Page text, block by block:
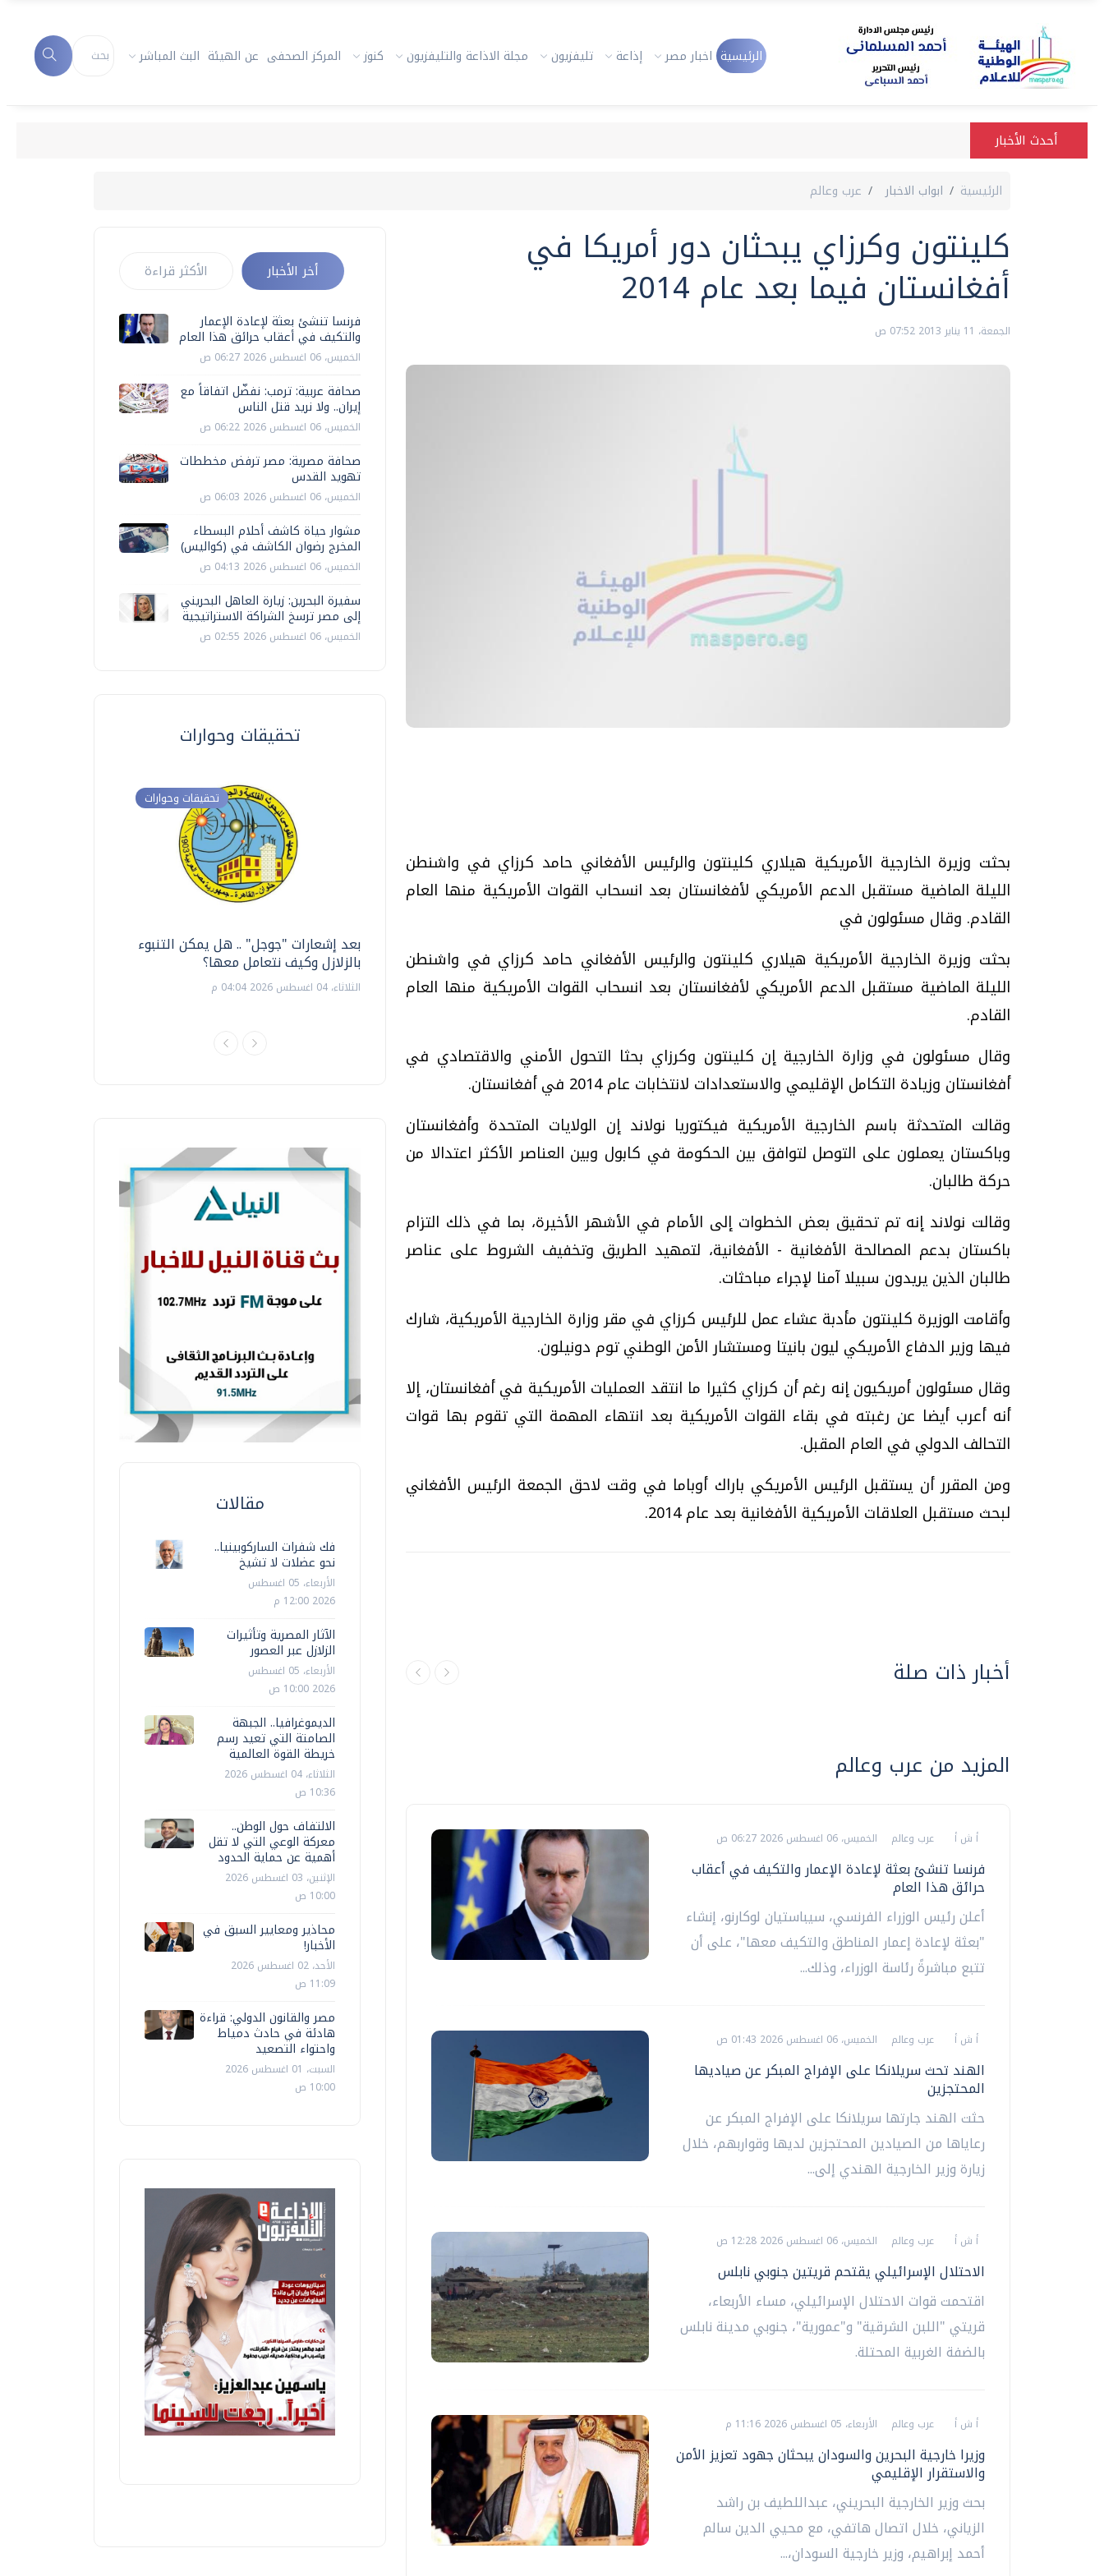
الرئيسية اخبار مصر إذاعة تليفزيون مجلة الاذاعة والتليفزيون كنوز المركز الصحفى عن الهيئة البث المباشر
أحدث الأخبار
الرئيسية ابواب الاخبار عرب وعالم
كلينتون وكرزاي يبحثان دور أمريكا في
أفغانستان فيما بعد عام 2014
الجمعة، 11 يناير 2013 07:52 ص
بحثت وزيرة الخارجية الأمريكية هيلاري كلينتون والرئيس الأفغاني حامد كرزاي في واشنطن
الليلة الماضية مستقبل الدعم الأمريكي لأفغانستان بعد انسحاب القوات الأمريكية منها العام
القادم. وقال مسئولون في
بحثت وزيرة الخارجية الأمريكية هيلاري كلينتون والرئيس الأفغاني حامد كرزاي في واشنطن
الليلة الماضية مستقبل الدعم الأمريكي لأفغانستان بعد انسحاب القوات الأمريكية منها العام
القادم.
وقال مسئولون في وزارة الخارجية إن كلينتون وكرزاي بحثا التحول الأمني والاقتصادي في
أفغانستان وزيادة التكامل الإقليمي والاستعدادات لانتخابات عام 2014 في أفغانستان.
وقالت المتحدثة باسم الخارجية الأمريكية فيكتوريا نولاند إن الولايات المتحدة وأفغانستان
وباكستان يعملون على التوصل لتوافق بين الحكومة في كابول وبين العناصر الأكثر اعتدالا من
حركة طالبان.
وقالت نولاند إنه تم تحقيق بعض الخطوات إلى الأمام في الأشهر الأخيرة، بما في ذلك التزام
باكستان بدعم المصالحة الأفغانية - الأفغانية، لتمهيد الطريق وتخفيف الشروط على عناصر
طالبان الذين يريدون سبيلا آمنا لإجراء مباحثات.
وأقامت الوزيرة كلينتون مأدبة عشاء عمل للرئيس كرزاي في مقر وزارة الخارجية الأمريكية، شارك
فيها وزير الدفاع الأمريكي ليون بانيتا ومستشار الأمن الوطني توم دونيلون.
وقال مسئولون أمريكيون إنه رغم أن كرزاي كثيرا ما انتقد العمليات الأمريكية في أفغانستان، إلا
أنه أعرب أيضا عن رغبته في بقاء القوات الأمريكية بعد انتهاء المهمة التي تقوم بها قوات
التحالف الدولي في العام المقبل.
ومن المقرر أن يستقبل الرئيس الأمريكي باراك أوباما في وقت لاحق الجمعة الرئيس الأفغاني
لبحث مستقبل العلاقات الأمريكية الأفغانية بعد عام 2014.
أخبار ذات صلة
المزيد من عرب وعالم
أ ش أ عرب وعالم الخميس، 06 اغسطس 2026 06:27 ص
فرنسا تنشئ بعثة لإعادة الإعمار والتكيف في أعقاب
حرائق هذا العام
أعلن رئيس الوزراء الفرنسي، سيباستيان لوكارنو، إنشاء
"بعثة لإعادة إعمار المناطق والتكيف معها"، على أن
تتبع مباشرةً رئاسة الوزراء، وذلك...
أ ش أ عرب وعالم الخميس، 06 اغسطس 2026 01:43 ص
الهند تحث سريلانكا على الإفراج المبكر عن صياديها
المحتجزين
حثت الهند جارتها سريلانكا على الإفراج المبكر عن
رعاياها من الصيادين المحتجزين لديها وقواربهم، خلال
زيارة وزير الخارجية الهندي إلى...
أ ش أ عرب وعالم الخميس، 06 اغسطس 2026 12:28 ص
الاحتلال الإسرائيلي يقتحم قريتين جنوبي نابلس
اقتحمت قوات الاحتلال الإسرائيلي، مساء الأربعاء،
قريتي "اللبن الشرقية" و"عمورية"، جنوبي مدينة نابلس
بالضفة الغربية المحتلة.
أ ش أ عرب وعالم الأربعاء، 05 اغسطس 2026 11:16 م
وزيرا خارجية البحرين والسودان يبحثان جهود تعزيز الأمن
والاستقرار الإقليمي
بحث وزير الخارجية البحريني، عبداللطيف بن راشد
الزياني، خلال اتصال هاتفي، مع محيي الدين سالم
أحمد إبراهيم، وزير خارجية السودان،...
أخر الأخبار الأكثر قراءة
فرنسا تنشئ بعثة لإعادة الإعمار
والتكيف في أعقاب حرائق هذا العام
الخميس، 06 اغسطس 2026 06:27 ص
صحافة عربية: ترمب: نفضّل اتفاقاً مع
إيران.. ولا نريد قتل الناس
الخميس، 06 اغسطس 2026 06:22 ص
صحافة مصرية: مصر ترفض مخططات
تهويد القدس
الخميس، 06 اغسطس 2026 06:03 ص
مشوار حياة كاشف أحلام البسطاء
المخرج رضوان الكاشف في (كواليس)
الخميس، 06 اغسطس 2026 04:13 ص
سفيرة البحرين: زيارة العاهل البحريني
إلى مصر ترسخ الشراكة الاستراتيجية
الخميس، 06 اغسطس 2026 02:55 ص
تحقيقات وحوارات
تحقيقات وحوارات
بعد إشعارات "جوجل" .. هل يمكن التنبوء
بالزلازل وكيف نتعامل معها؟
الثلاثاء، 04 اغسطس 2026 04:04 م
وإجابات
السبت، 01 اغسطس 2026 10:25 ص
وتحديات هائلة
الخميس، 30 يوليو 2026 01:09 م
موجات الطقس الساخنة.. لماذا تحدث وكيف
مقالات
فك شفرات الساركوبينيا..
نحو عضلات لا تشيخ
الأربعاء، 05 اغسطس
2026 12:00 م
الآثار المصرية وتأثيرات
الزلازل عبر العصور
الأربعاء، 05 اغسطس
2026 10:00 ص
الديموغرافيا.. الجبهة
الصامتة التي تعيد رسم
خريطة القوة العالمية
الثلاثاء، 04 اغسطس 2026
10:36 ص
الالتفاف حول الوطن..
معركة الوعي التي لا تقل
أهمية عن حماية الحدود
الإثنين، 03 اغسطس 2026
10:00 ص
محاذير ومعايير السبق في
الأخبار!
الأحد، 02 اغسطس 2026
11:09 ص
مصر والقانون الدولي: قراءة
هادئة في حادث دمياط
واحتواء التصعيد
السبت، 01 اغسطس 2026
10:00 ص